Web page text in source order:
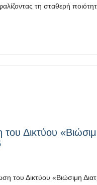
τη σταθερή
Δικτύου
του Δικτύου «Βιώσιμη